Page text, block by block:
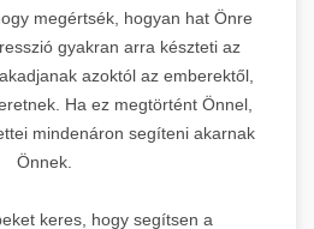
megértsék, hogyan hat Önre
gyakran arra készteti az
azoktól az emberektől,
Ha ez megtörtént Önnel,
mindenáron segíteni akarnak
Önnek.
keres, hogy segítsen a